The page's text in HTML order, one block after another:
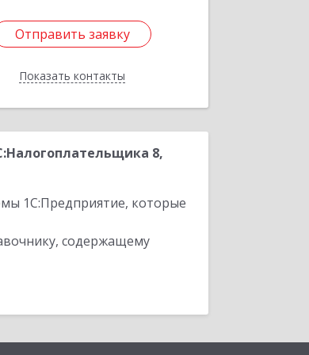
Отправить заявку
Показать контакты
Отправить заявку
Назад
8,
1С:Предприятие, которые
содержащему